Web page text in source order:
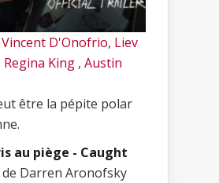
Vincent D'Onofrio, Liev
Regina King , Austin
être la pépite polar
au piège - Caught
de Darren Aronofsky